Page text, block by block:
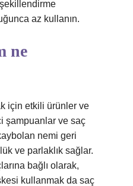
az kullanın.
ne
için etkili ürünler ve
şampuanlar ve saç
nemi geri
ve parlaklık sağlar.
bağlı olarak,
kullanmak da saç